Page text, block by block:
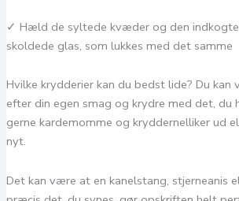
✓ Hæld de syltede kvæder og den indkogte
skoldede glas, som lukkes med det samme
Hvilke krydderier kan du bedst lide? Du kan
efter din egen smag og krydre med det, du
gerne kardemomme og kryddernelliker ud
nyt.
Det kan være at en kanelstang, stjerneanis